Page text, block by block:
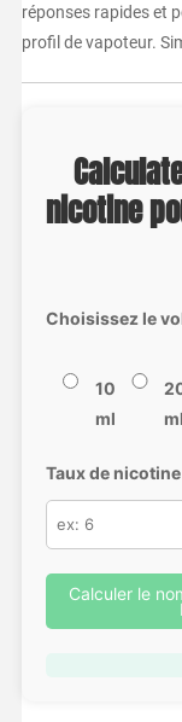
réponses rapides et
profil de vapoteur.
nicotine
Choisissez le
10
ml
ml
Taux de
Calculer le